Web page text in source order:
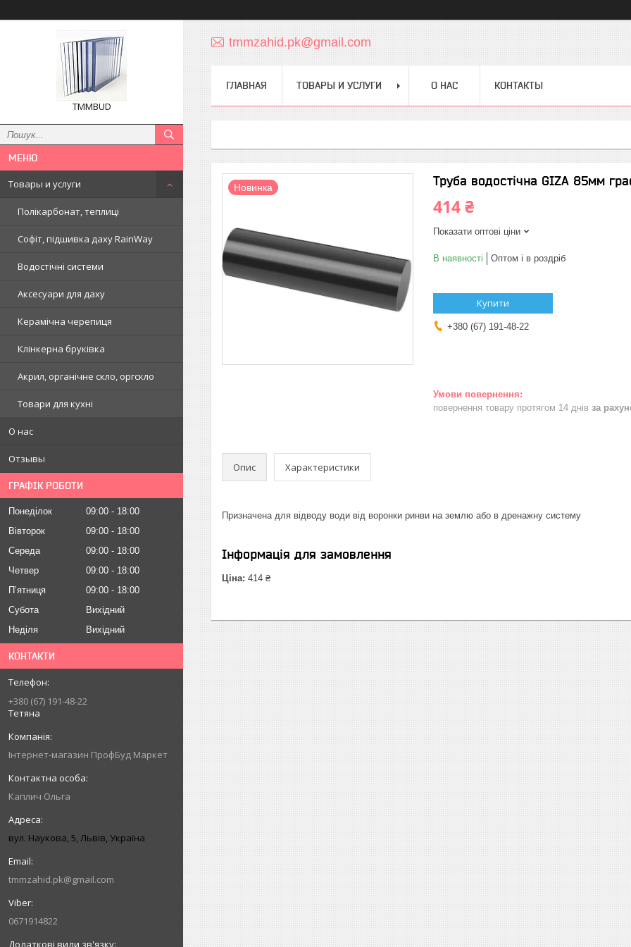
TMMBUD
Товары и услуги
Полікарбонат, теплиці
Софіт, підшивка даху RainWay
Водостічні системи
Аксесуари для даху
Керамічна черепиця
Клінкерна бруківка
Акрил, органічне скло, оргскло
Товари для кухні
О нас
Отзывы
ГРАФІК РОБОТИ
Понеділок 09:00
18:00
Вівторок
09:00
18:00
Середа
09:00
18:00
Четвер
09:00
18:00
Пʼятниця
09:00
18:00
Субота
Вихідний
Неділя
Вихідний
КОНТАКТИ
+380 (67) 191-48-22
Тетяна
Інтернет-магазин ПрофБуд Маркет
Каплич Ольга
вул. Наукова, 5, Львів, Україна
tmmzahid.pk@gmail.com
0671914822
tmmzahid.pk@gmail.com
ГЛАВНАЯ ТОВАРЫ И УСЛУГИ О НАС КОНТАКТЫ
Новинка Труба водостічна GIZA 85мм
414 ₴
Показати оптові ціни
В наявності Оптом і в роздріб
Купити
+380 (67) 191-48-22
повернення товару протягом 14 днів за
Опис Характеристики
Призначена для відводу води від воронки ринви на землю або в дренажну систему
Інформація для замовлення
Ціна: 414 ₴